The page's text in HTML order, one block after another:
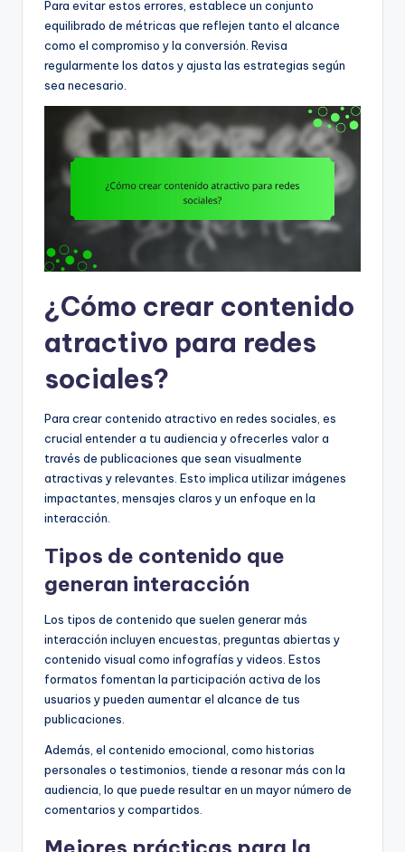
Para evitar estos errores, establece un conjunto
equilibrado de métricas que reflejen tanto el alcance
como el compromiso y la conversión. Revisa
regularmente los datos y ajusta las estrategias según
sea necesario.
¿Cómo crear contenido
atractivo para redes
sociales?
Para crear contenido atractivo en redes sociales, es
crucial entender a tu audiencia y ofrecerles valor a
través de publicaciones que sean visualmente
atractivas y relevantes. Esto implica utilizar imágenes
impactantes, mensajes claros y un enfoque en la
interacción.
Tipos de contenido que
generan interacción
Los tipos de contenido que suelen generar más
interacción incluyen encuestas, preguntas abiertas y
contenido visual como infografías y videos. Estos
formatos fomentan la participación activa de los
usuarios y pueden aumentar el alcance de tus
publicaciones.
Además, el contenido emocional, como historias
personales o testimonios, tiende a resonar más con la
audiencia, lo que puede resultar en un mayor número de
comentarios y compartidos.